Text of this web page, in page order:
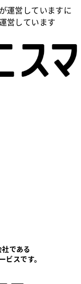
運営しています に
営しています
である
スです。